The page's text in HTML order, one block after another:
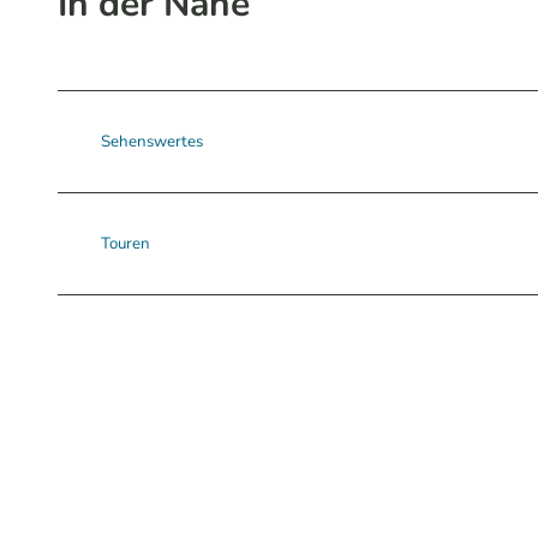
Sehenswertes
Touren